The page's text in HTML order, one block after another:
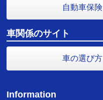
自動車保
車関係のサイト
車の選び
Information